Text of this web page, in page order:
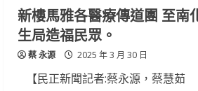
新樓馬雅各醫療傳道團 至南
生局造福民眾。
蔡 永源 2025 年 3 月 30 日
【民正新聞記者:蔡永源，蔡慧茹